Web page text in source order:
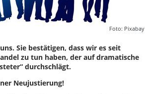
Foto: Pixabay
Sie bestätigen, dass wir es seit
zu tun haben, der auf dramatische
durchschlägt.
Neujustierung!